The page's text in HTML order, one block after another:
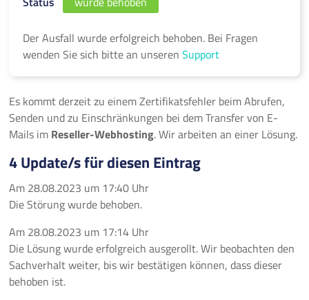
Der Ausfall wurde erfolgreich behoben. Bei Fragen
wenden Sie sich bitte an unseren Support
Es kommt derzeit zu einem Zertifikatsfehler beim Abrufen,
Senden und zu Einschränkungen bei dem Transfer von E-
Mails im Reseller-Webhosting. Wir arbeiten an einer Lösung.
4 Update/s für diesen Eintrag
Am 28.08.2023 um 17:40 Uhr
Die Störung wurde behoben.
Am 28.08.2023 um 17:14 Uhr
Die Lösung wurde erfolgreich ausgerollt. Wir beobachten den
Sachverhalt weiter, bis wir bestätigen können, dass dieser
behoben ist.